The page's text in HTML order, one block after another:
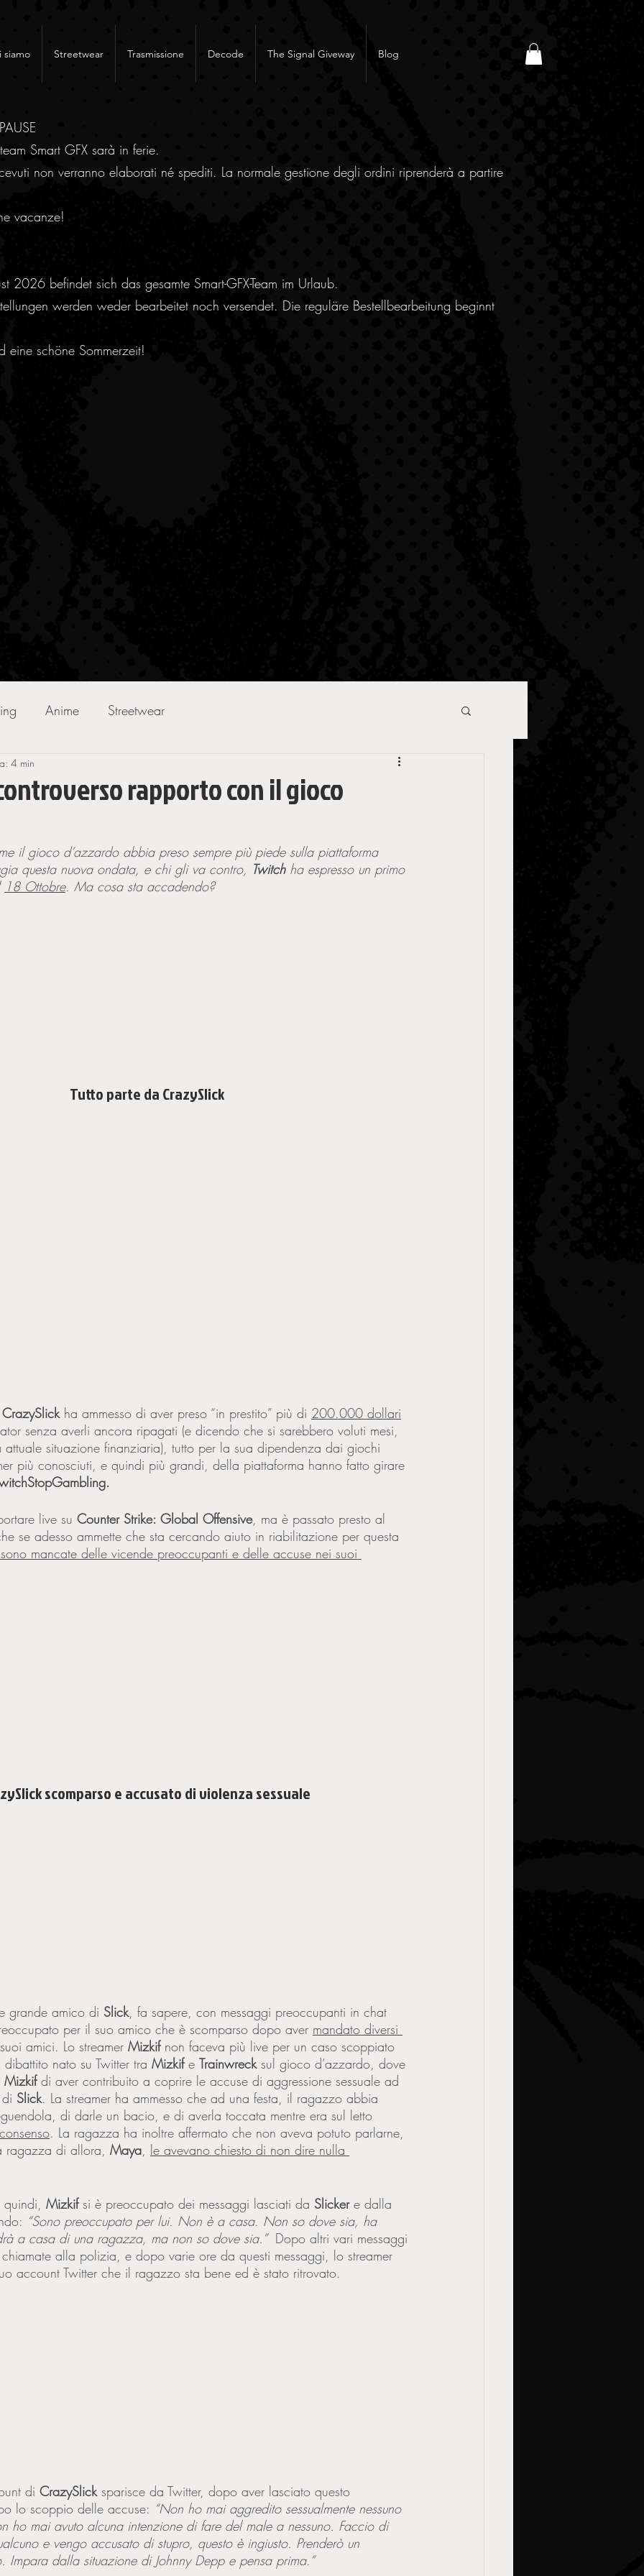
siamo Streetwear Trasmissione Decode The Signal Giveway Blog
Smart GFX sarà in ferie.
non verranno elaborati né spediti. La normale gestione degli ordini riprenderà a partire
vacanze!
befindet sich das gesamte Smart-GFX-Team im Urlaub.
werden weder bearbeitet noch versendet. Die reguläre Bestellbearbeitung beginnt
eine schöne Sommerzeit!
Anime Streetwear
rapporto con il gioco
4 min
il gioco d’azzardo abbia preso sempre più piede sulla piattaforma
questa nuova ondata, e chi gli va contro, Twitch ha espresso un primo
18 Ottobre. Ma cosa sta accadendo?
Tutto parte da CrazySlick
CrazySlick ha ammesso di aver preso “in prestito” più di 200.000 dollari
senza averli ancora ripagati (e dicendo che si sarebbero voluti mesi,
attuale situazione finanziaria), tutto per la sua dipendenza dai giochi
più conosciuti, e quindi più grandi, della piattaforma hanno fatto girare
.
live su Counter Strike: Global Offensive, ma è passato presto al
se adesso ammette che sta cercando aiuto in riabilitazione per questa
mancate delle vicende preoccupanti e delle accuse nei suoi
scomparso e accusato di violenza sessuale
grande amico di Slick , fa sapere, con messaggi preoccupanti in chat
per il suo amico che è scomparso dopo aver mandato diversi
amici. Lo streamer Mizkif non faceva più live per un caso scoppiato
nato su Twitter tra Mizkif e Trainwreck sul gioco d’azzardo, dove
Mizkif di aver contribuito a coprire le accuse di aggressione sessuale ad
Slick. La streamer ha ammesso che ad una festa, il ragazzo abbia
di darle un bacio, e di averla toccata mentre era sul letto
. La ragazza ha inoltre affermato che non aveva potuto parlarne,
ragazza di allora, Maya le avevano chiesto di non dire nulla
Mizkif si è preoccupato dei messaggi lasciati da Slicker e dalla
“Sono preoccupato per lui. Non è a casa. Non so dove sia, ha
a casa di una ragazza, ma non so dove sia.” Dopo altri vari messaggi
alla polizia, e dopo varie ore da questi messaggi, lo streamer
account Twitter che il ragazzo sta bene ed è stato ritrovato.
di CrazySlick sparisce da Twitter, dopo aver lasciato questo
lo scoppio delle accuse: “Non ho mai aggredito sessualmente nessuno
ho mai avuto alcuna intenzione di fare del male a nessuno. Faccio di
e vengo accusato di stupro, questo è ingiusto. Prenderò un
Impara dalla situazione di Johnny Depp e pensa prima.”